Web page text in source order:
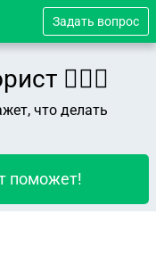
Задать вопрос
👨🏻‍⚖️
что делать
поможет!